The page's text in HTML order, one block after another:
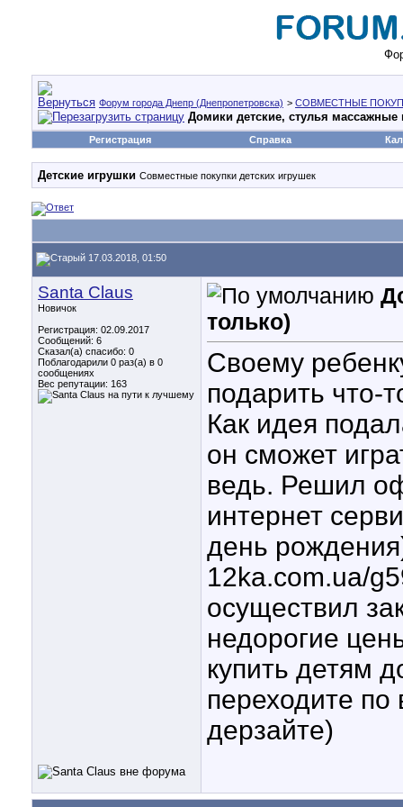
Форум города Днепр (Днепропетровска) > СОВМЕСТНЫЕ
Домики детские, стулья массажные
Регистрация Справка
Детские игрушки Совместные покупки детских игрушек
17.03.2018, 01:50
Santa Claus
Новичок
Регистрация: 02.09.2017
Сообщений: 6
Сказал(а) спасибо: 0
Поблагодарили 0 раз(а) в 0
сообщениях
Вес репутации: 163
только)
Своему
подарить что-
Как идея
он сможет
ведь. Решил
интернет
день
12ka.com.ua/
осуществил
недорогие
купить детям
переходите
дерзайте)